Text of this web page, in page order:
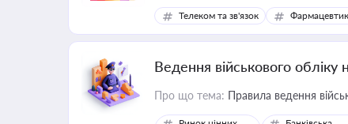
Телеком та зв'язок
Ведення військового обліку
Про що тема: Правила ведення